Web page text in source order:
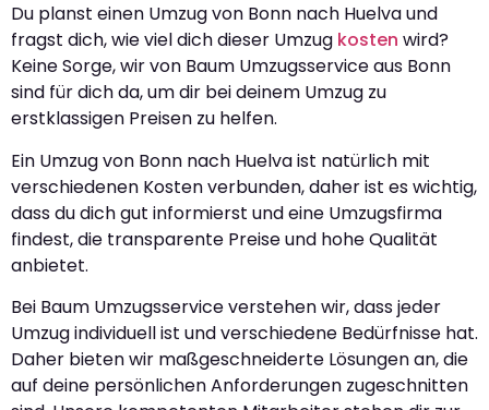
Du planst einen Umzug von Bonn nach Huelva und
fragst dich, wie viel dich dieser Umzug kosten wird?
Keine Sorge, wir von Baum Umzugsservice aus Bonn
sind für dich da, um dir bei deinem Umzug zu
erstklassigen Preisen zu helfen.
Ein Umzug von Bonn nach Huelva ist natürlich mit
verschiedenen Kosten verbunden, daher ist es wichtig,
dass du dich gut informierst und eine Umzugsfirma
findest, die transparente Preise und hohe Qualität
anbietet.
Bei Baum Umzugsservice verstehen wir, dass jeder
Umzug individuell ist und verschiedene Bedürfnisse hat.
Daher bieten wir maßgeschneiderte Lösungen an, die
auf deine persönlichen Anforderungen zugeschnitten